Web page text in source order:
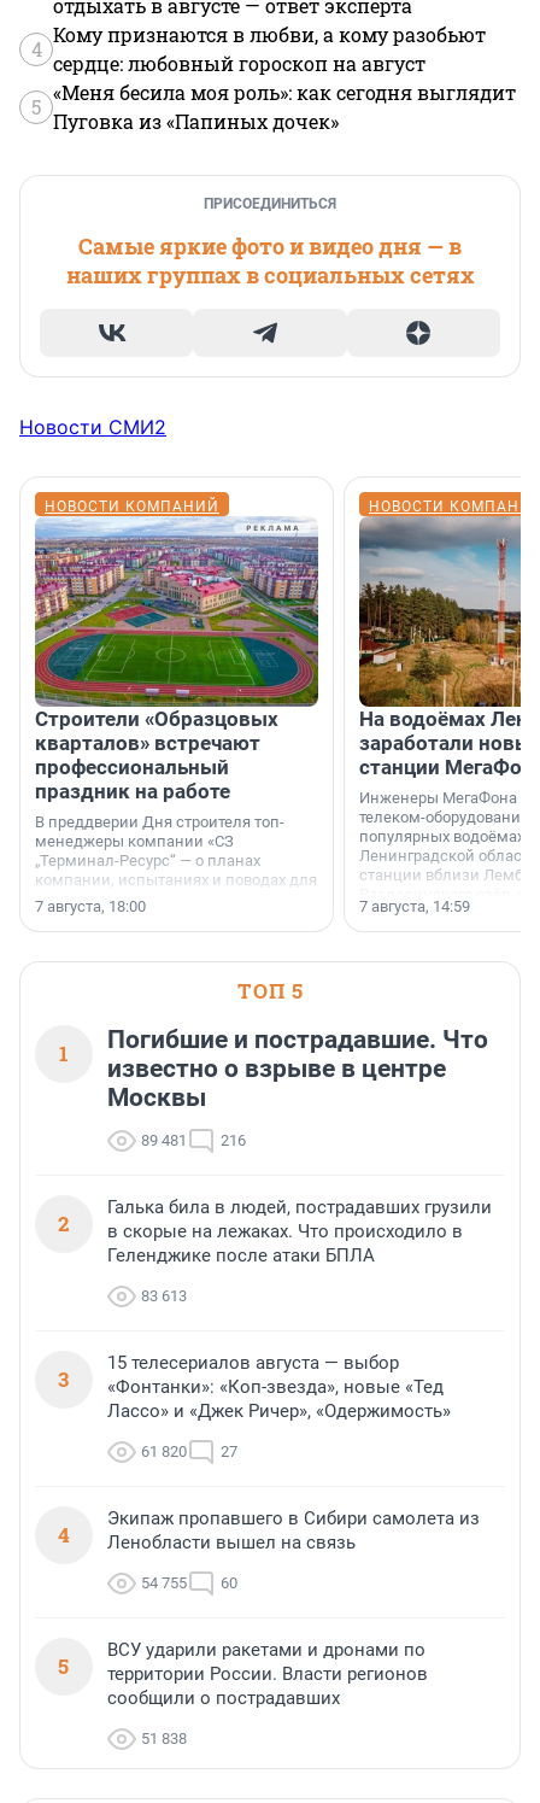
отдыхать в августе — ответ эксперта
4
Кому признаются в любви, а кому разобьют
сердце: любовный гороскоп на август
5
«Меня бесила моя роль»: как сегодня выглядит
Пуговка из «Папиных дочек»
ПРИСОЕДИНИТЬСЯ
Самые яркие фото и видео дня — в
наших группах в социальных сетях
Новости СМИ2
НОВОСТИ КОМПАНИЙ
Строители «Образцовых
кварталов» встречают
профессиональный
праздник на работе
В преддверии Дня строителя топ-
менеджеры компании «СЗ
„Терминал-Ресурс“ — о планах
компании, испытаниях и поводах для
осторожного оптимизма.
7 августа, 18:00
НОВОСТИ
На водоёмах
заработали
станции
Инженеры МегаФона
телеком-оборудование
популярных водоёмах
Ленинградской
станции вблизи
недалеко от Большого
водопада.
7 августа, 14:59
ТОП 5
1
Погибшие и пострадавшие. Что
известно о взрыве в центре
Москвы
89 481 216
2
Галька била в людей, пострадавших грузили
в скорые на лежаках. Что происходило в
Геленджике после атаки БПЛА
83 613
3
15 телесериалов августа — выбор
«Фонтанки»: «Коп-звезда», новые «Тед
Лассо» и «Джек Ричер», «Одержимость»
61 820 27
4
Экипаж пропавшего в Сибири самолета из
Ленобласти вышел на связь
54 755 60
5
ВСУ ударили ракетами и дронами по
территории России. Власти регионов
сообщили о пострадавших
51 838